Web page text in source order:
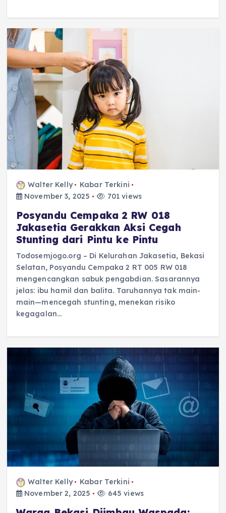
Walter Kelly
Kabar Terkini
November 3, 2025
701 views
Posyandu Cempaka 2 RW 018
Jakasetia Gerakkan Aksi Cegah
Stunting dari Pintu ke Pintu
Todosemjogo.org – Di Kelurahan Jakasetia, Bekasi
Selatan, Posyandu Cempaka 2 RT 005 RW 018
mengencangkan sabuk pengabdian. Sasarannya
jelas: ibu hamil dan balita. Taruhannya tak main-
main—mencegah stunting, menekan risiko
kegagalan…
Walter Kelly
Kabar Terkini
November 2, 2025
645 views